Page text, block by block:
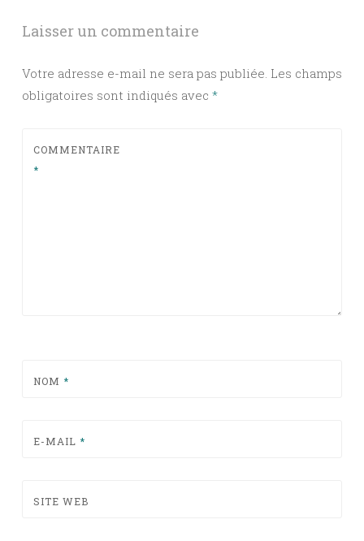
Laisser un commentaire
Votre adresse e-mail ne sera pas publiée. Les champs
obligatoires sont indiqués avec *
COMMENTAIRE
*
NOM *
E-MAIL *
SITE WEB